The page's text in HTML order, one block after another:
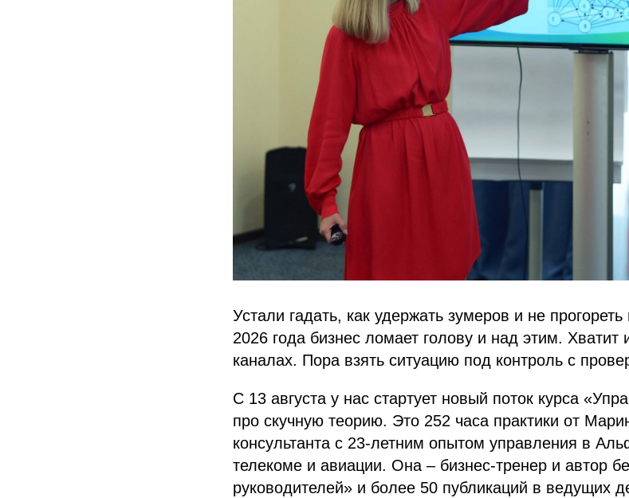
Устали гадать, как удержать зумеров и не
2026 года бизнес ломает голову и над этим. Хватит
каналах. Пора взять ситуацию под контроль с
С 13 августа у нас стартует новый поток курса
про скучную теорию. Это 252 часа практики от
консультанта с 23-летним опытом управления в
телекоме и авиации. Она – бизнес-тренер и автор
руководителей» и более 50 публикаций в ведущих